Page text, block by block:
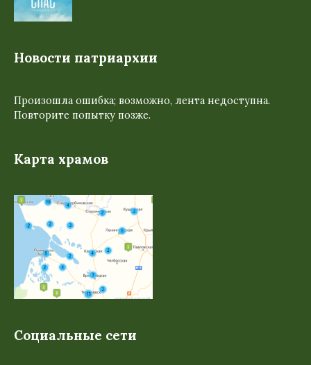
Новости патриархии
Произошла ошибка; возможно, лента недоступна.
Повторите попытку позже.
Карта храмов
Социальные сети